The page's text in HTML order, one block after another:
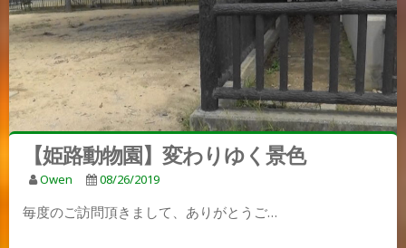
【姫路動物園】変わりゆく景色
Owen 08/26/2019
毎度のご訪問頂きまして、ありがとうご…